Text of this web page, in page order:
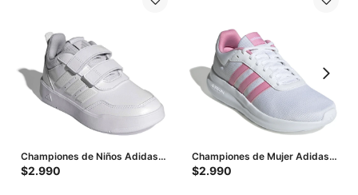
Championes de Niños Adidas
Tensaur Sport 3.0 Cf - Blanco -
$2.990
Championes de Mujer Adidas
Lite Racer 4.0 - Blanco -
$2.990